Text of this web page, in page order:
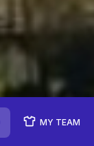
MY TEAM